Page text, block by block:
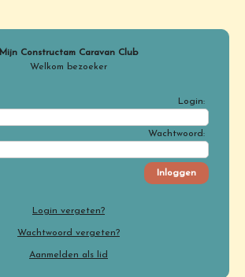
Mijn Constructam Caravan Club
Welkom bezoeker
Login:
Wachtwoord:
Login vergeten?
Wachtwoord vergeten?
Aanmelden als lid